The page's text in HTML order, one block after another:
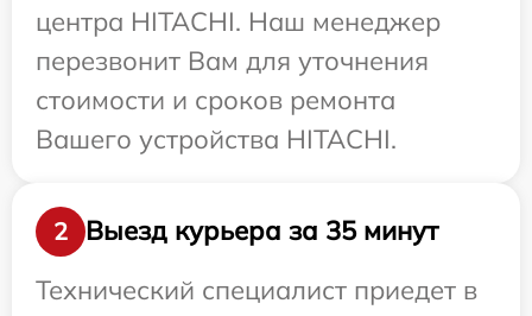
центра HITACHI. Наш менеджер
перезвонит Вам для уточнения
стоимости и сроков ремонта
Вашего устройства HITACHI.
2
Выезд курьера за 35 минут
Технический специалист приедет в